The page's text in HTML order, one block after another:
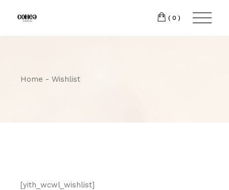
(0)
Home Wishlist
[yith_wcwl_wishlist]